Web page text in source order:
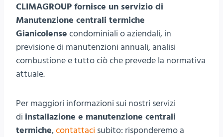
CLIMAGROUP fornisce un servizio di
Manutenzione centrali termiche
Gianicolense condominiali o aziendali, in
previsione di manutenzioni annuali, analisi
combustione e tutto ciò che prevede la normativa
attuale.
Per maggiori informazioni sui nostri servizi
di installazione e manutenzione centrali
termiche,contattaci subito: risponderemo a